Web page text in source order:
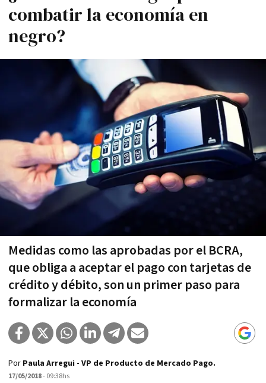
combatir la economí­a en
negro?
Medidas como las aprobadas por el BCRA,
que obliga a aceptar el pago con tarjetas de
crédito y débito, son un primer paso para
formalizar la economía
Por Paula Arregui - VP de Producto de Mercado Pago.
17/05/2018- 09:38hs